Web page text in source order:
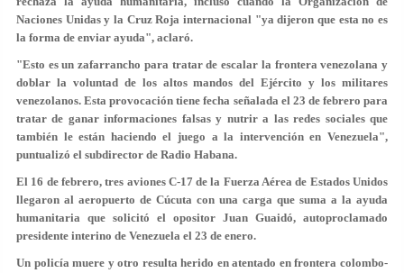
Naciones Unidas y la Cruz Roja internacional "ya dijeron que esta no es
la forma de enviar ayuda", aclaró.
"Esto es un zafarrancho para tratar de escalar la frontera venezolana y
doblar la voluntad de los altos mandos del Ejército y los militares
venezolanos. Esta provocación tiene fecha señalada el 23 de febrero para
tratar de ganar informaciones falsas y nutrir a las redes sociales que
también le están haciendo el juego a la intervención en Venezuela",
puntualizó el subdirector de Radio Habana.
El 16 de febrero, tres aviones C-17 de la Fuerza Aérea de Estados Unidos
llegaron al aeropuerto de Cúcuta con una carga que suma a la ayuda
humanitaria que solicitó el opositor Juan Guaidó, autoproclamado
presidente interino de Venezuela el 23 de enero.
Un policía muere y otro resulta herido en atentado en frontera colombo-